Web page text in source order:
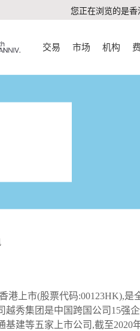
您正在浏览的是香
交易 市场 机构
港上市(股票代码:00123HK),
秀集团是中国跨国公司15强
建等五家上市公司,截至2020